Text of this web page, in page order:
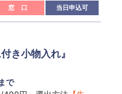
窓 口 当日申込可
き小物入れ』
で